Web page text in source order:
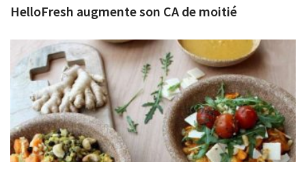
HelloFresh augmente son CA de moitié